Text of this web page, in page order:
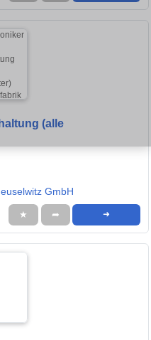
(alle
GmbH
★ ➦ ➜